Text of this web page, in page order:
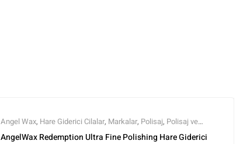
Angel Wax, Hare Giderici Cilalar, Markalar, Polisaj, Polisaj ve
Parlatma,Tüm Ürünler,Tüm Ürünler
AngelWax Redemption Ultra Fine Polishing Hare Giderici